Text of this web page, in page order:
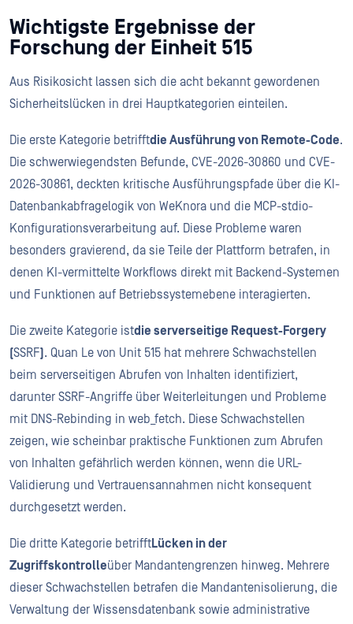
Wichtigste Ergebnisse der
Forschung der Einheit 515
Aus Risikosicht lassen sich die acht bekannt gewordenen
Sicherheitslücken in drei Hauptkategorien einteilen.
Die erste Kategorie betrifftdie Ausführung von Remote-Code.
Die schwerwiegendsten Befunde, CVE-2026-30860 und CVE-
2026-30861, deckten kritische Ausführungspfade über die KI-
Datenbankabfragelogik von WeKnora und die MCP-stdio-
Konfigurationsverarbeitung auf. Diese Probleme waren
besonders gravierend, da sie Teile der Plattform betrafen, in
denen KI-vermittelte Workflows direkt mit Backend-Systemen
und Funktionen auf Betriebssystemebene interagierten.
Die zweite Kategorie istdie serverseitige Request-Forgery
(SSRF) . Quan Le von Unit 515 hat mehrere Schwachstellen
beim serverseitigen Abrufen von Inhalten identifiziert,
darunter SSRF-Angriffe über Weiterleitungen und Probleme
mit DNS-Rebinding in web_fetch. Diese Schwachstellen
zeigen, wie scheinbar praktische Funktionen zum Abrufen
von Inhalten gefährlich werden können, wenn die URL-
Validierung und Vertrauensannahmen nicht konsequent
durchgesetzt werden.
Die dritte Kategorie betrifftLücken in der
Zugriffskontrolleüber Mandantengrenzen hinweg. Mehrere
dieser Schwachstellen betrafen die Mandantenisolierung, die
Verwaltung der Wissensdatenbank sowie administrative